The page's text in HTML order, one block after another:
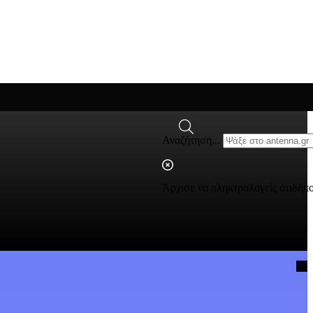
Αναζήτηση...
Άρχισε να πληκτρολογείς